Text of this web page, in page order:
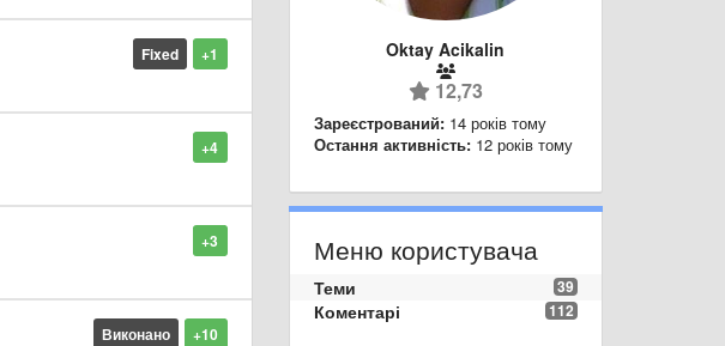
+1
Fixed
+4
+3
+10
Виконано
Oktay Acikalin
12,73
Зареєстрований: 14 років тому
Остання активність: 12 років тому
Меню користувача
39
Теми
112
Коментарі